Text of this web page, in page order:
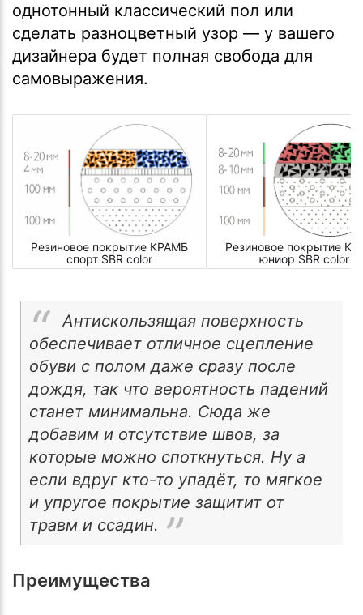
однотонный классический пол или
сделать разноцветный узор — у вашего
дизайнера будет полная свобода для
самовыражения.
Резиновое покрытие КРАМБ
спорт SBR color
Резиновое покрытие
юниор SBR color
Антискользящая поверхность
обеспечивает отличное сцепление
обуви с полом даже сразу после
дождя, так что вероятность падений
станет минимальна. Сюда же
добавим и отсутствие швов, за
которые можно споткнуться. Ну а
если вдруг кто-то упадёт, то мягкое
и упругое покрытие защитит от
травм и ссадин.
Преимущества